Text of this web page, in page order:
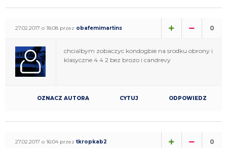
27.02.2017 o 18:08 przez obafemimartins 0
chcialbym zobaczyc kondogbie na srodku obrony i
klasyczne 4 4 2 bez brozo i candrevy
OZNACZ AUTORA CYTUJ ODPOWIEDZ
27.02.2017 o 16:04 przez tkropkab2 0